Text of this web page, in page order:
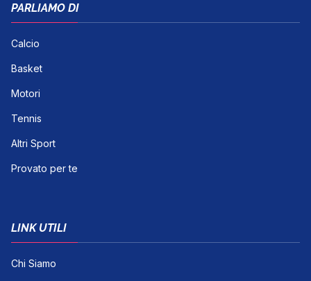
PARLIAMO DI
Calcio
Basket
Motori
Tennis
Altri Sport
Provato per te
LINK UTILI
Chi Siamo